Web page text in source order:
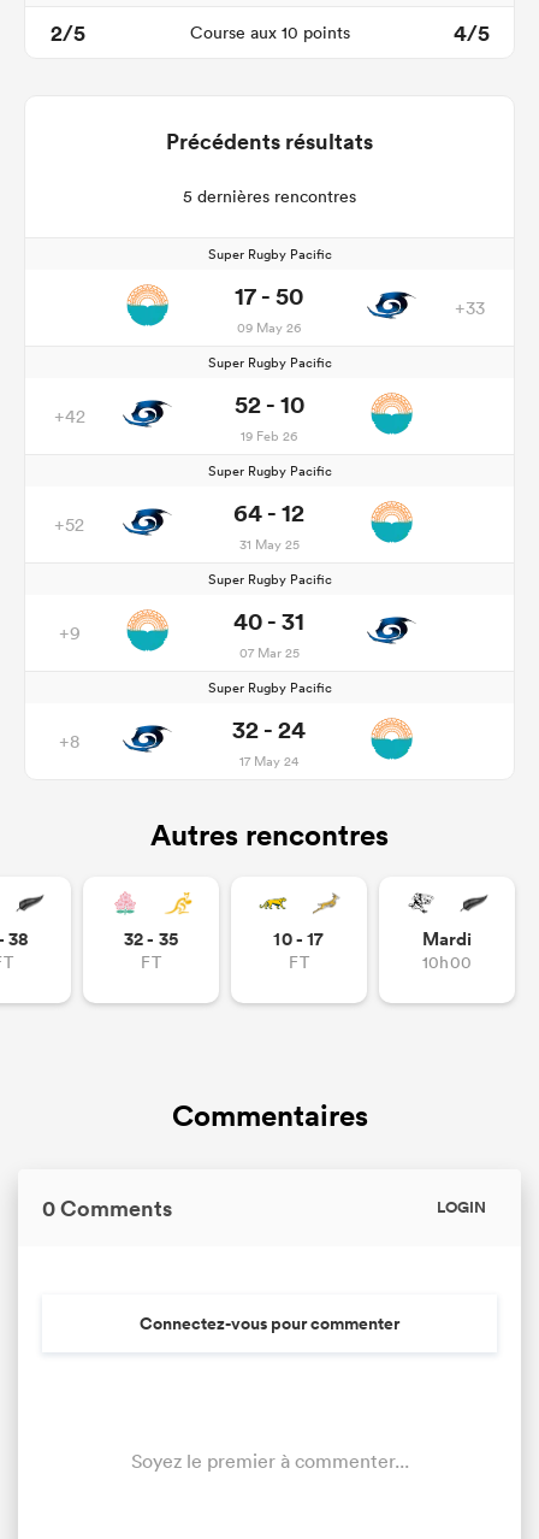
2/5 Course aux 10 points 4/5
Précédents résultats
5 dernières rencontres
Super Rugby Pacific
17 - 50
09 May 26
+33
Super Rugby Pacific
+42 52 - 10
19 Feb 26
Super Rugby Pacific
+52 64 - 12
31 May 25
Super Rugby Pacific
+9 40 - 31
07 Mar 25
Super Rugby Pacific
+8 32 - 24
17 May 24
Autres rencontres
38 32 - 35
FT
10 - 17
FT
Mardi
10h00
Commentaires
0 Comments LOGIN
Connectez-vous pour commenter
Soyez le premier à commenter...